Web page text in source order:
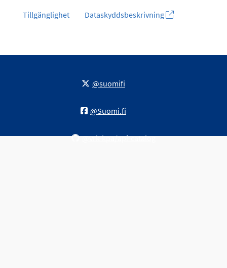
Tillgänglighet
Dataskyddsbeskrivning
@suomifi
@Suomi.fi
@vrk-kpa/api-catalog